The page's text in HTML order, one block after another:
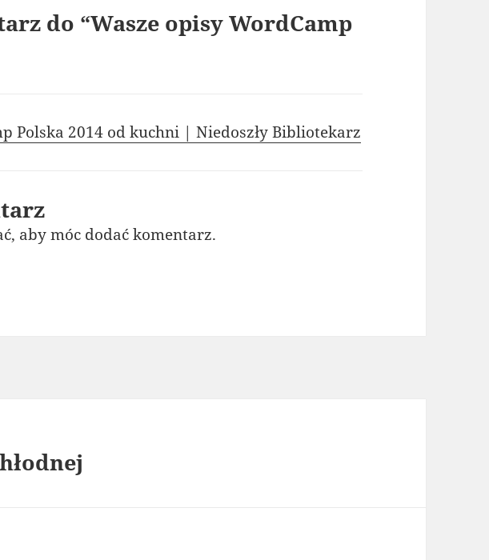
do “Wasze opisy WordCamp
Polska 2014 od kuchni | Niedoszły Bibliotekarz
, aby móc dodać komentarz.